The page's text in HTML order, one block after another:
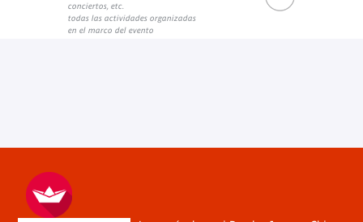
conciertos, etc.
todas las actividades organizadas
en el marco del evento